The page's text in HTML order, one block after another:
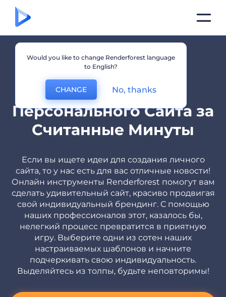
Выдающийся
Конструктор
Персонального Сайта за
Считанные Минуты
Если вы ищете идеи для создания личного
сайта, то у нас есть для вас отличные новости!
Онлайн инструменты Renderforest помогут вам
сделать удивительный сайт, красиво продвигая
свой индивидуальный брендинг. С помощью
наших профессионалов этот, казалось бы,
нелегкий процесс превратится в приятную
игру. Выберите одни из сотен наших
настраиваемых шаблонов и начните
подчеркивать свою индивидуальность.
Выделяйтесь из толпы, будьте неповторимы!
Would you like to change Renderforest language
to English?
CHANGE No, thanks